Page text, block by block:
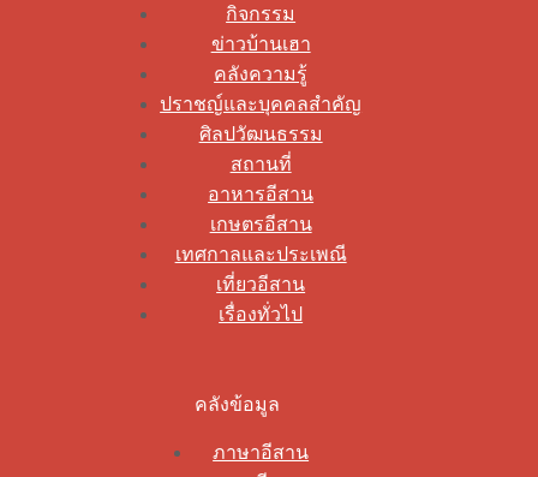
กิจกรรม
ข่าวบ้านเฮา
คลังความรู้
ปราชญ์และบุคคลสำคัญ
ศิลปวัฒนธรรม
สถานที่
อาหารอีสาน
เกษตรอีสาน
เทศกาลและประเพณี
เที่ยวอีสาน
เรื่องทั่วไป
คลังข้อมูล
ภาษาอีสาน